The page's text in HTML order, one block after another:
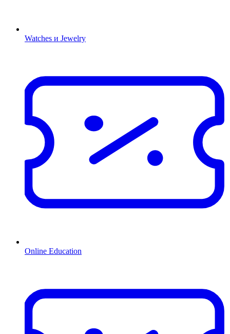
Watches и Jewelry
Online Education